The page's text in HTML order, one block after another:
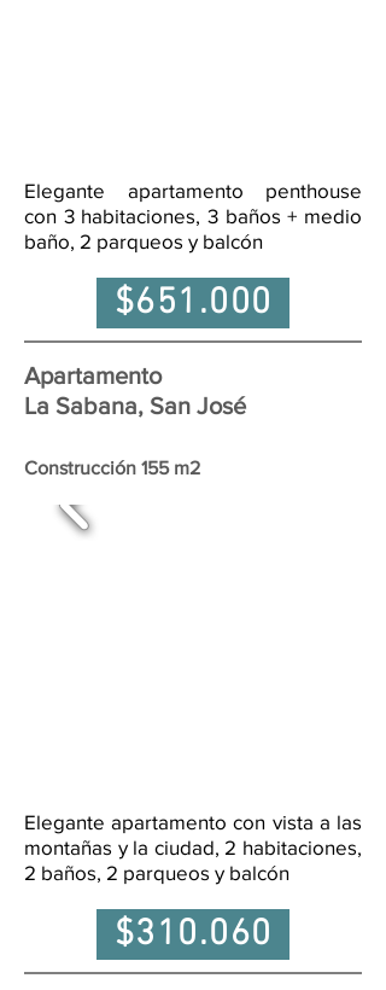
Elegante apartamento penthouse
con 3 habitaciones, 3 baños + medio
baño, 2 parqueos y balcón
$651.000
Apartamento
La Sabana, San José
Construcción 155 m2
Elegante apartamento con vista a las
montañas y la ciudad, 2 habitaciones,
2 baños, 2 parqueos y balcón
$310.060